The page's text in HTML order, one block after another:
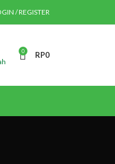
/ REGISTER
0 RP0